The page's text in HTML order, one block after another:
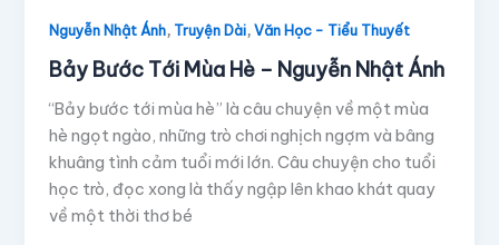
Nguyễn Nhật Ánh, Truyện Dài,Văn Học - Tiểu Thuyết
Bảy Bước Tới Mùa Hè – Nguyễn Nhật Ánh
“Bảy bước tới mùa hè” là câu chuyện về một mùa
hè ngọt ngào, những trò chơi nghịch ngợm và bâng
khuâng tình cảm tuổi mới lớn. Câu chuyện cho tuổi
học trò, đọc xong là thấy ngập lên khao khát quay
về một thời thơ bé